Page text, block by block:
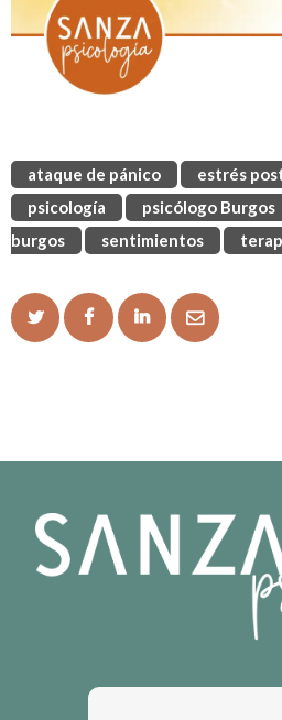
ataque de pánico
estrés
psicología
psicólogo Burgos
burgos
sentimientos